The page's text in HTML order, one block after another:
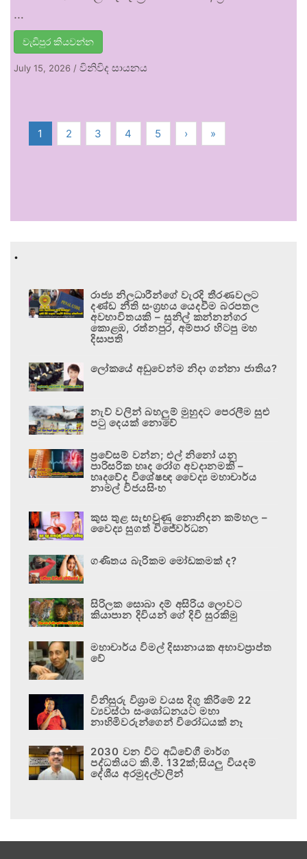
…
වැඩිපුර කියවන්න
July 15, 2026 / විනිවිද සායනය
1 2 3 4 5 › »
.
රාජ්‍ය නිලධාරීන්ගේ වැරදි තීරණවලට
දණ්ඩ නීති සංග්‍රහය යෙදවීම බරපතල
අවභාවිතයකි – සුනිල් කන්නන්ගර
කොළඹ, රත්නපුර, අම්පාර හිටපු මහ
දිසාපති
ලෝකයේ අඩුවෙන්ම නිදා ගන්නා ජාතිය?
නැව් වලින් බහලුම් මුහුදට පෙරලීම සුළු
පටු දෙයක් නොවේ
ප්‍රවේසම් වන්න; එල් නිනෝ යනු
පාරිසරික හෘද රෝග අවදානමකි –
හෘදවේද විශේෂඥ වෛද්‍ය මහාචාර්ය
නාමල් විජයසිංහ
කුස තුළ සැඟවුණු නොනිදන කම්හල –
වෛද්‍ය සුගත් විජේවර්ධන
ගණිතය බැරිකම මෝඩකමක් ද?
සිරිලක සොබා දම් අසිරිය ලොවට
කියාපාන දිවියන් ගේ දිවි සුරකිමු
මහාචාර්ය විමල් දිසානායක අභාවප්‍රාප්ත
වේ
විනිසුරු විශ්‍රාම වයස දිගු කිරීමේ 22
ව්‍යවස්ථා සංශෝධනයට මහා
නාහිමිවරුන්ගෙන් විරෝධයක් නෑ
2030 වන විට අධිවේගී මාර්ග
පද්ධතියට කි.මී. 132ක්;සියලු වියදම්
දේශීය අරමුදල්වලින්